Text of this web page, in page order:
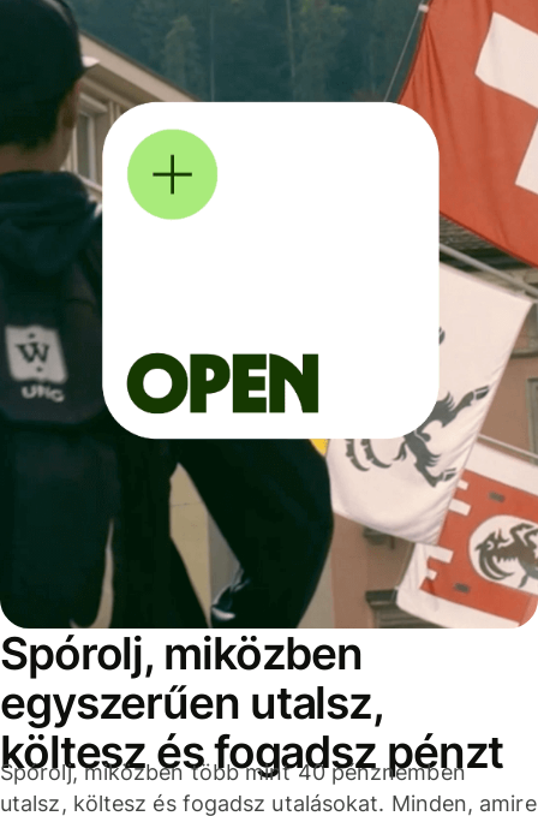
Spórolj, miközben
egyszerűen utalsz,
költesz és fogadsz pénzt
Spórolj, miközben több mint 40 pénznemben
utalsz, költesz és fogadsz utalásokat. Minden, amire